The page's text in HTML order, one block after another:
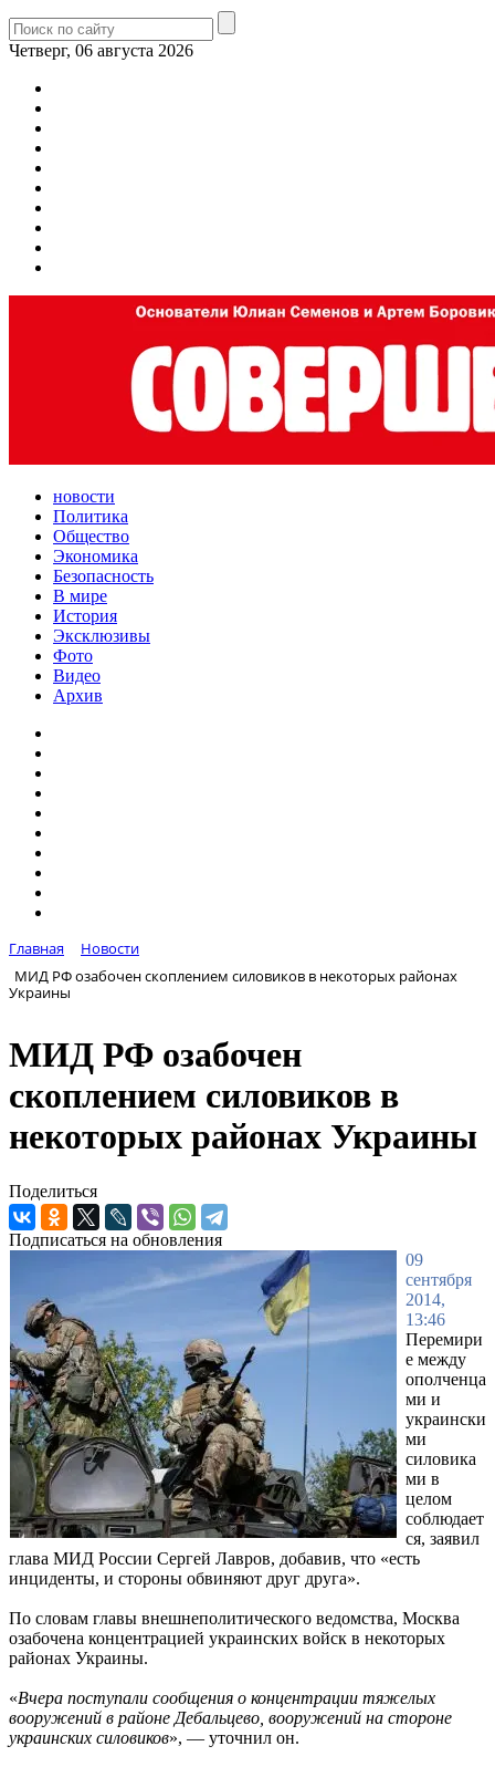
Четверг, 06 августа 2026
новости
Политика
Общество
Экономика
Безопасность
В мире
История
Эксклюзивы
Фото
Видео
Архив
Главная
Новости
МИД РФ озабочен скоплением силовиков в некоторых районах
Украины
МИД РФ озабочен
скоплением силовиков в
некоторых районах Украины
Поделиться
Подписаться на обновления
09
сентября
2014,
13:46
Перемири
е между
ополченца
ми и
украински
ми
силовика
ми в
целом
соблюдает
ся, заявил
глава МИД России Сергей Лавров, добавив, что «есть
инциденты, и стороны обвиняют друг друга».
По словам главы внешнеполитического ведомства, Москва
озабочена концентрацией украинских войск в некоторых
районах Украины.
«Вчера поступали сообщения о концентрации тяжелых
вооружений в районе Дебальцево, вооружений на стороне
украинских силовиков», — уточнил он.